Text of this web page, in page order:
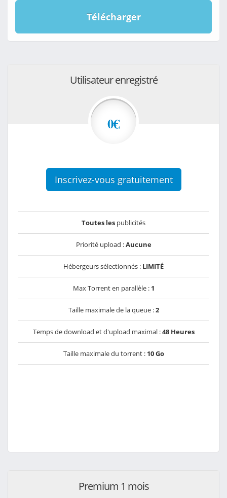
Télécharger
Utilisateur enregistré
0€
Inscrivez-vous gratuitement
Toutes les publicités
Priorité upload :Aucune
Hébergeurs sélectionnés : LIMITÉ
Max Torrent en parallèle : 1
Taille maximale de la queue :2
Temps de download et d'upload maximal :48 Heures
Taille maximale du torrent : 10 Go
Premium 1 mois